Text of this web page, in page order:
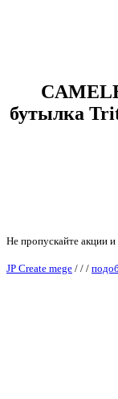
бутылка
Не пропускайте акции
JP Create mege / / /